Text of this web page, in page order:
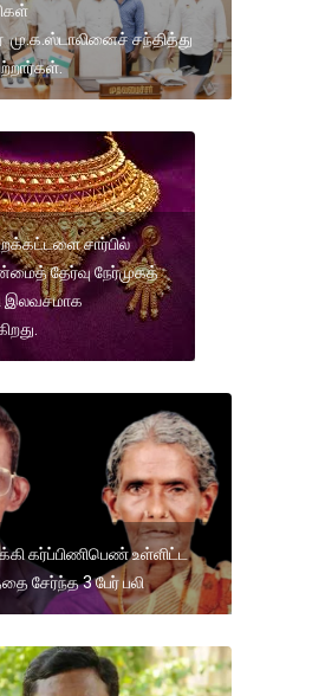
சந்தித்து
சார்பில்
தேர்வு நேர்முகத்
இலவசமாக
கர்ப்பிணிபெண் உள்ளிட்ட
சேர்ந்த 3 பேர் பலி